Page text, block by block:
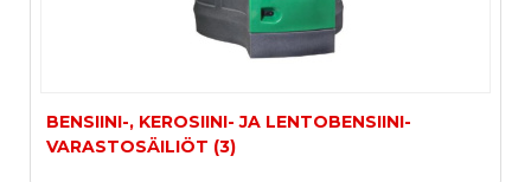
BENSIINI-, KEROSIINI- JA LENTOBENSIINI-
VARASTOSÄILIÖT (3)